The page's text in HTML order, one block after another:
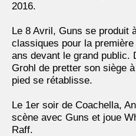
2016.
Le 8 Avril, Guns se produit
classiques pour la
ans devant le grand public.
Grohl de pretter son siège
pied se rétablisse.
Le 1er soir de Coachella,
scène avec Guns et joue
Raff.